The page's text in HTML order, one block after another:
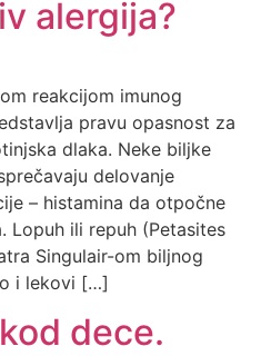
alergija?
reakcijom imunog
pravu opasnost za
dlaka. Neke biljke
delovanje
– histamina da otpočne
Lopuh ili repuh (Petasites
Singulair-om biljnog
i lekovi […]
dece.